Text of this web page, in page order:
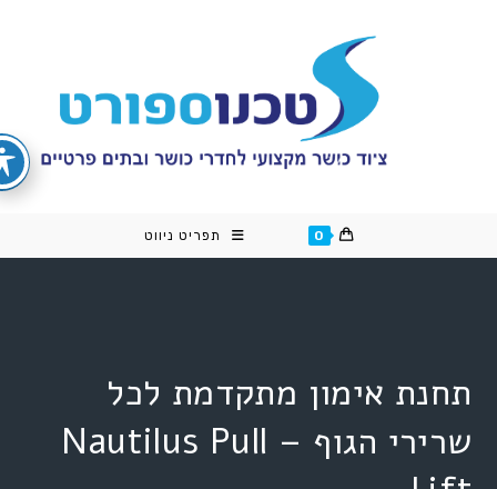
0 תפריט ניווט
תחנת אימון מתקדמת לכל
שרירי הגוף – Nautilus Pull